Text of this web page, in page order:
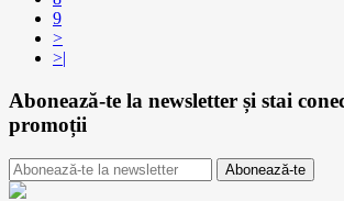
9
>
>|
Abonează-te la newsletter și stai
promoții
Abonează-te